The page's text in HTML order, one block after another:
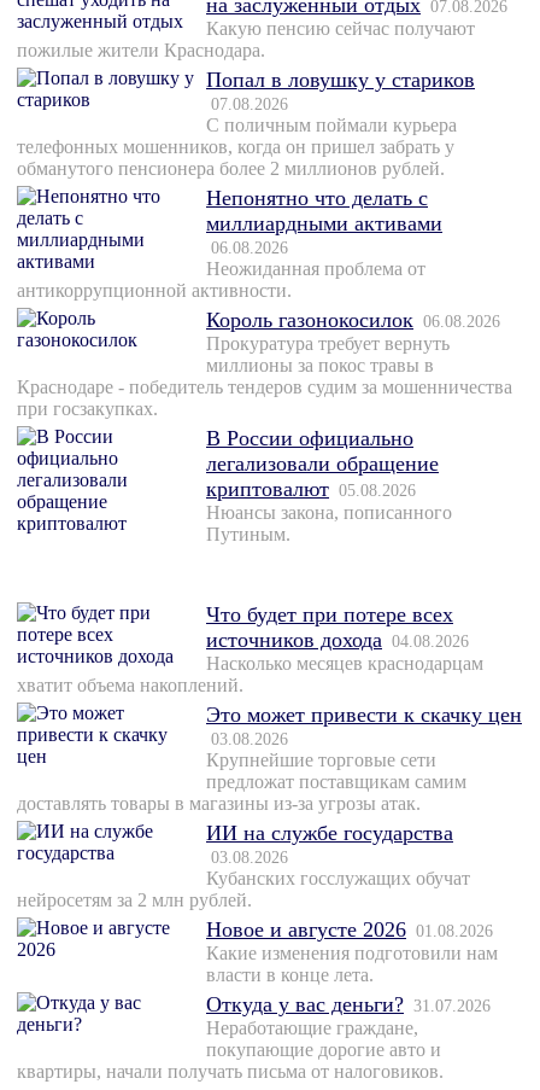
на заслуженный отдых 07.08.2026
Какую пенсию сейчас получают
пожилые жители Краснодара.
Попал в ловушку у стариков
07.08.2026
С поличным поймали курьера
телефонных мошенников, когда он пришел забрать у
обманутого пенсионера более 2 миллионов рублей.
Непонятно что делать с
миллиардными активами
06.08.2026
Неожиданная проблема от
антикоррупционной активности.
Король газонокосилок 06.08.2026
Прокуратура требует вернуть
миллионы за покос травы в
Краснодаре - победитель тендеров судим за мошенничества
при госзакупках.
В России официально
легализовали обращение
криптовалют 05.08.2026
Нюансы закона, пописанного
Путиным.
Что будет при потере всех
источников дохода 04.08.2026
Насколько месяцев краснодарцам
хватит объема накоплений.
Это может привести к скачку цен
03.08.2026
Крупнейшие торговые сети
предложат поставщикам самим
доставлять товары в магазины из-за угрозы атак.
ИИ на службе государства
03.08.2026
Кубанских госслужащих обучат
нейросетям за 2 млн рублей.
Новое и августе 2026 01.08.2026
Какие изменения подготовили нам
власти в конце лета.
Откуда у вас деньги? 31.07.2026
Неработающие граждане,
покупающие дорогие авто и
квартиры, начали получать письма от налоговиков.